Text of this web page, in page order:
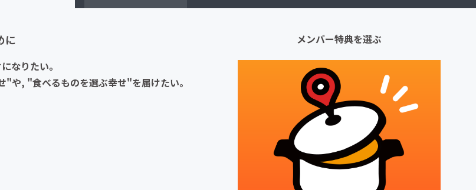
に
なりたい。
"や, "食べるものを選ぶ幸せ"を届けたい。
メンバー特典を選ぶ